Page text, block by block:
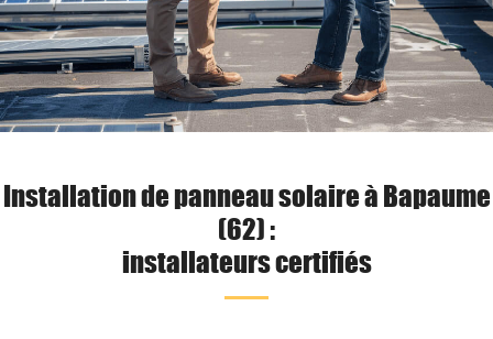
Installation de panneau solaire à Bapaume
(62) :
installateurs certifiés